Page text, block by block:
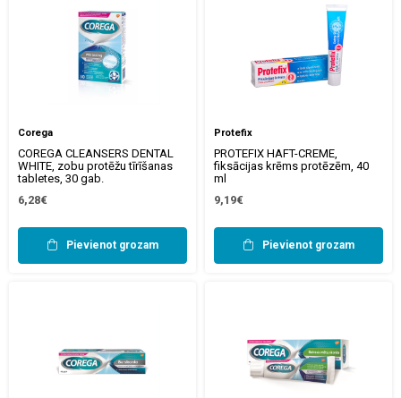
Corega
COREGA CLEANSERS DENTAL
WHITE, zobu protēžu tīrīšanas
tabletes, 30 gab.
6,28€
Pievienot grozam
Protefix
PROTEFIX HAFT-CREME,
fiksācijas krēms protēzēm, 40
ml
9,19€
Pievienot grozam